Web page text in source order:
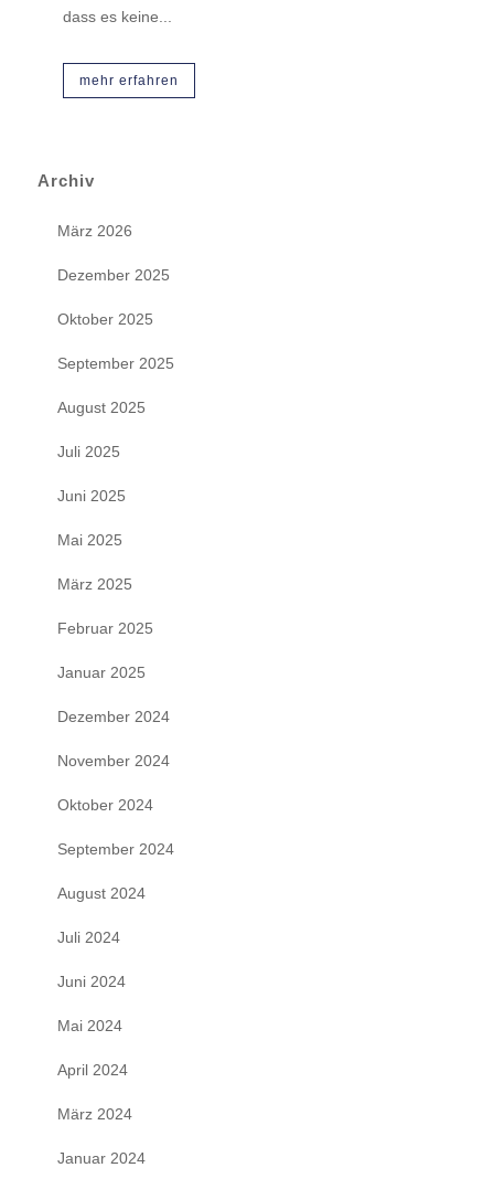
dass es keine...
mehr erfahren
Archiv
März 2026
Dezember 2025
Oktober 2025
September 2025
August 2025
Juli 2025
Juni 2025
Mai 2025
März 2025
Februar 2025
Januar 2025
Dezember 2024
November 2024
Oktober 2024
September 2024
August 2024
Juli 2024
Juni 2024
Mai 2024
April 2024
März 2024
Januar 2024